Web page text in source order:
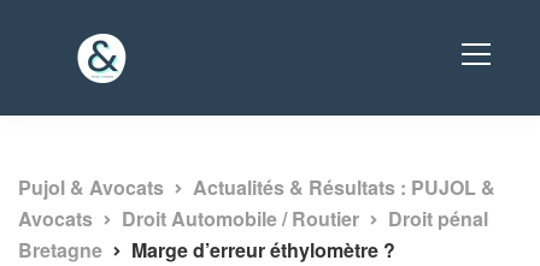
Pujol & Avocats
Actualités & Résultats : PUJOL &
Avocats
Droit Automobile / Routier
Droit pénal
Bretagne
Marge d’erreur éthylomètre ?